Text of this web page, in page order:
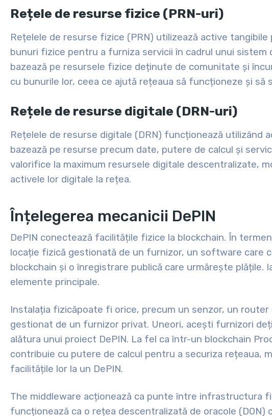
Rețele de resurse fizice (PRN-uri)
Rețelele de resurse fizice (PRN) utilizează active
bunuri fizice pentru a furniza servicii în cadrul unui
bazează pe resursele fizice deținute de comunitate și
cu bunurile lor, ceea ce ajută rețeaua să funcționeze și să
Rețele de resurse digitale (DRN-uri)
Rețelele de resurse digitale (DRN) funcționează utilizând
bazează pe resurse precum date, putere de calcul și
valorifice la maximum resursele digitale descentralizate,
activele lor digitale la rețea.
Înțelegerea mecanicii DePIN
DePIN conectează facilitățile fizice la blockchain. În
locație fizică gestionată de un furnizor, un software care
blockchain și o înregistrare publică care urmărește
elemente principale.
Instalația fizicăpoate fi orice, precum un senzor, un
gestionat de un furnizor privat. Uneori, acești furnizori
alătura unui proiect DePIN. La fel ca într-un blockchain
contribuie cu putere de calcul pentru a securiza rețeaua,
facilitățile lor la un DePIN.
The middleware acționează ca punte între infrastructura
funcționează ca o rețea descentralizată de oracole (DON)